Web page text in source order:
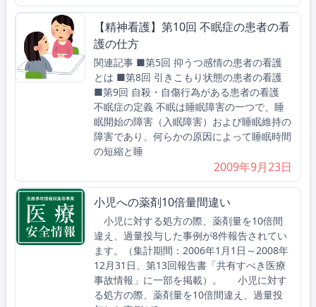
【精神看護】第10回 不眠症の患者の看
護の仕方
関連記事 ■第5回 抑うつ感情の患者の看護
とは ■第8回 引きこもり状態の患者の看護
■第9回 自殺・自傷行為がある患者の看護
不眠症の定義 不眠は睡眠障害の一つで、睡
眠開始の障害（入眠障害）および睡眠維持の
障害であり、何らかの原因によって睡眠時間
の短縮と睡
2009年9月23日
小児への薬剤10倍量間違い
小児に対する処方の際、薬剤量を10倍間
違え、過量投与した事例が8件報告されてい
ます。（集計期間：2006年1月1日～2008年
12月31日、第13回報告書「共有すべき医療
事故情報」に一部を掲載）。 小児に対す
る処方の際、薬剤量を10倍間違え、過量投